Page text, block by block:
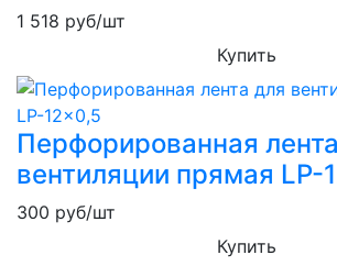
1 518 руб/шт
Купить
Перфорированная
вентиляции прямая LP-
300 руб/шт
Купить